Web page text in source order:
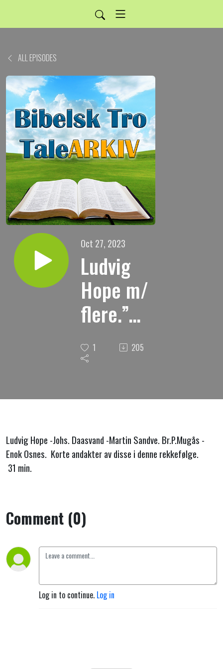
ALL EPISODES
Oct 27, 2023
Ludvig
Hope m/
flere.”
Bryt
livsens
1 205
Ludvig Hope -Johs. Daasvand -Martin Sandve. Br.P.Mugås -
Enok Osnes. Korte andakter av disse i denne rekkefølge.
31 min.
Comment (0)
Log in to continue. Log in